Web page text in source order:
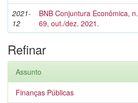
2021-
12
BNB Conjuntura Econômica, n.
69, out./dez. 2021.
Refinar
Assunto
Finanças Públicas